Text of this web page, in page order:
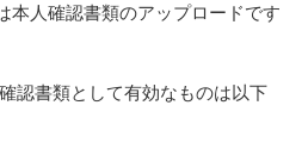
本人確認書類のアップロードです
認書類として有効なものは以下